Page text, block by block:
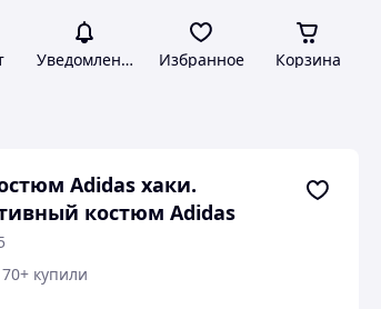
Уведомления Избранное Корзина
Adidas хаки.
костюм Adidas
70+ купили